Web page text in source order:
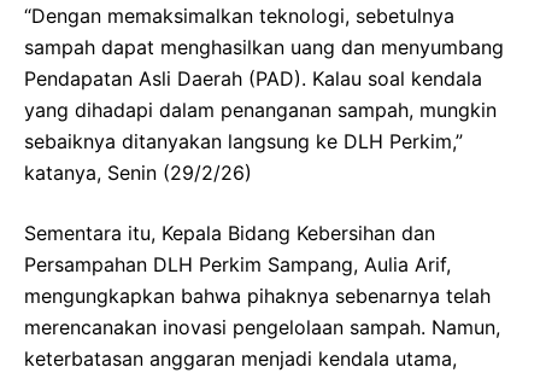
“Dengan memaksimalkan teknologi, sebetulnya
sampah dapat menghasilkan uang dan menyumbang
Pendapatan Asli Daerah (PAD). Kalau soal kendala
yang dihadapi dalam penanganan sampah, mungkin
sebaiknya ditanyakan langsung ke DLH Perkim,”
katanya, Senin (29/2/26)
Sementara itu, Kepala Bidang Kebersihan dan
Persampahan DLH Perkim Sampang, Aulia Arif,
mengungkapkan bahwa pihaknya sebenarnya telah
merencanakan inovasi pengelolaan sampah. Namun,
keterbatasan anggaran menjadi kendala utama,